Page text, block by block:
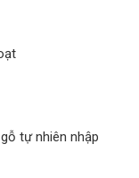
tự nhiên nhập